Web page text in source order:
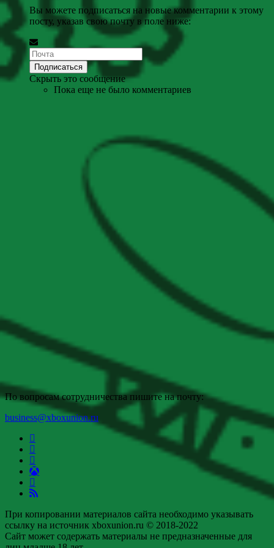
Вы можете подписаться на новые комментарии к этому
посту, указав свою почту в поле ниже:
Скрыть это сообщение
Пока еще не было комментариев
По вопросам сотрудничества пишите на почту:
business@xboxunion.ru
При копировании материалов сайта необходимо указывать
ссылку на источник xboxunion.ru © 2018-2022
Сайт может содержать материалы не предназначенные для